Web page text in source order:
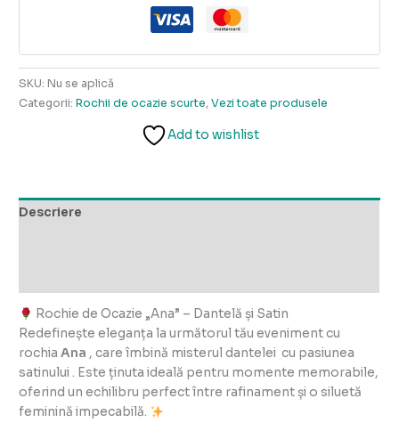
SKU:Nu se aplică
Categorii:Rochii de ocazie scurte,Vezi toate produsele
Add to wishlist
Descriere
Rochie de Ocazie „Ana” – Dantelă și Satin
Redefinește eleganța la următorul tău eveniment cu
rochiaAna , care îmbină misterul dantelei cu pasiunea
satinului . Este ținuta ideală pentru momente memorabile,
oferind un echilibru perfect între rafinament și o siluetă
feminină impecabilă.